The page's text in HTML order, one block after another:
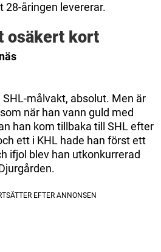
28-åringen levererar.
osäkert kort
SHL-målvakt, absolut. Men är
när han vann guld med
han kom tillbaka till SHL efter
ett i KHL hade han först ett
ifjol blev han utkonkurrerad